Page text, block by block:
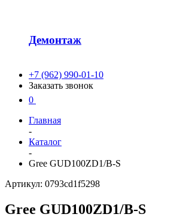
Демонтаж
+7 (962) 990-01-10
Заказать звонок
0
Главная
-
Каталог
-
Gree GUD100ZD1/B-S
Артикул: 0793cd1f5298
Gree GUD100ZD1/B-S